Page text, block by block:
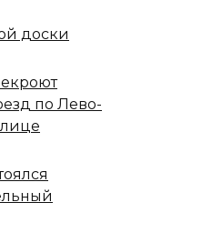
доски
по Лево-